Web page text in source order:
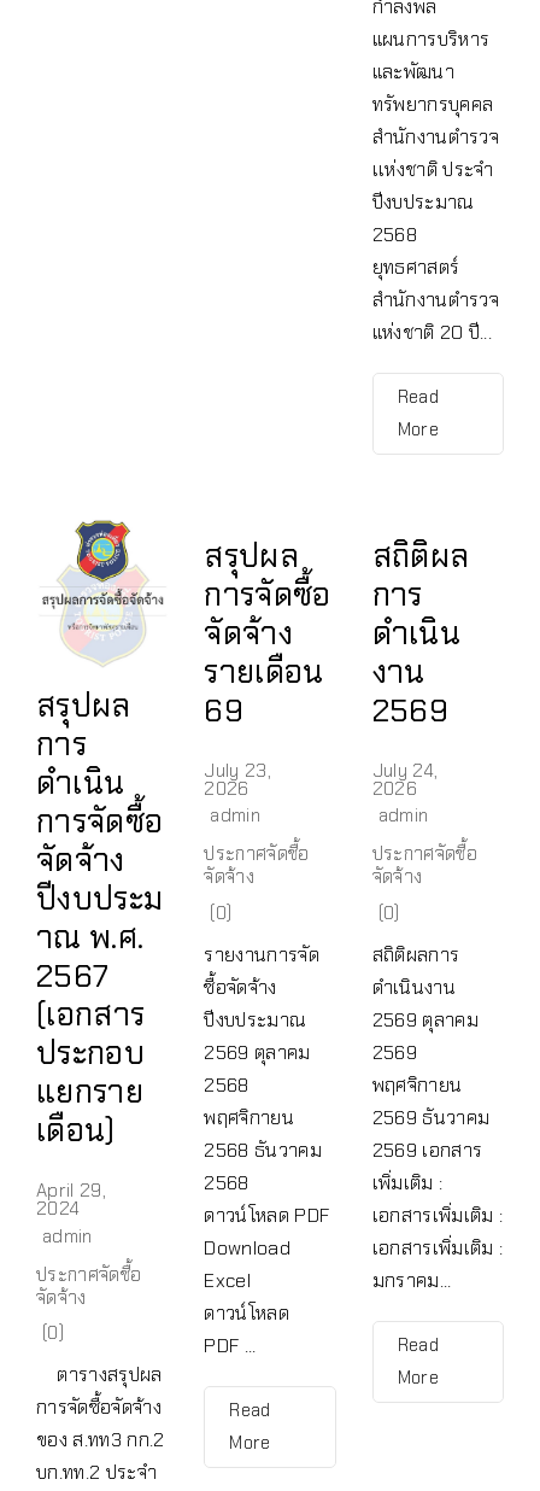
กำลังพล
แผนการบริหาร
และพัฒนา
ทรัพยากรบุคคล
สำนักงานตำรวจ
เเห่งชาติ ประจำ
ปีงบประมาณ
2568
ยุทธศาสตร์
สำนักงานตำรวจ
แห่งชาติ 20 ปี...
Read
More
สรุปผล
การ
ดำเนิน
การจัดซื้อ
จัดจ้าง
ปีงบประม
าณ พ.ศ.
2567
(เอกสาร
ประกอบ
แยกราย
เดือน)
April 29,
2024
admin
ประกาศจัดซื้อ
จัดจ้าง
(0)
ตารางสรุปผล
การจัดซื้อจัดจ้าง
ของ ส.ทท3 กก.2
บก.ทท.2 ประจำ
สรุปผล
การจัดซื้อ
จัดจ้าง
รายเดือน
69
July 23,
2026
admin
ประกาศจัดซื้อ
จัดจ้าง
(0)
รายงานการจัด
ซื้อจัดจ้าง
ปีงบประมาณ
2569 ตุลาคม
2568
พฤศจิกายน
2568 ธันวาคม
2568
ดาวน์โหลด PDF
Download
Excel
ดาวน์โหลด
PDF ...
Read
More
สถิติผล
การ
ดำเนิน
งาน
2569
July 24,
2026
admin
ประกาศจัดซื้อ
จัดจ้าง
(0)
สถิติผลการ
ดำเนินงาน
2569 ตุลาคม
2569
พฤศจิกายน
2569 ธันวาคม
2569 เอกสาร
เพิ่มเติม :
เอกสารเพิ่มเติม :
เอกสารเพิ่มเติม :
มกราคม...
Read
More